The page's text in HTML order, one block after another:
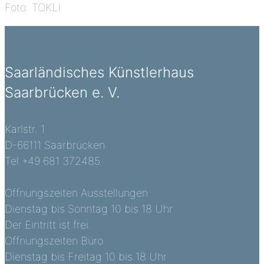
Foto: TOKLI
Saarländisches Künstlerhaus
Saarbrücken e. V.
Karlstr. 1
D-66111 Saarbrücken
Tel +49 681 372485
Öffnungszeiten Ausstellungen
Dienstag bis Sonntag 10 bis 18 Uhr
Der Eintritt ist frei.
Öffnungszeiten Büro
Dienstag bis Freitag 10 bis 18 Uhr